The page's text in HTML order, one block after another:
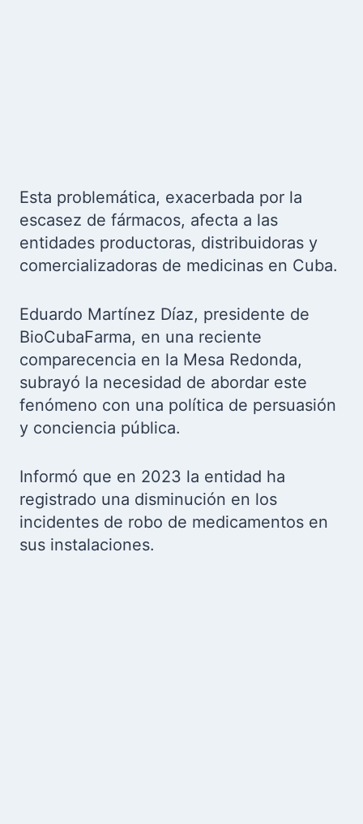
Esta problemática, exacerbada por la
escasez de fármacos, afecta a las
entidades productoras, distribuidoras y
comercializadoras de medicinas en Cuba.
Eduardo Martínez Díaz, presidente de
BioCubaFarma, en una reciente
comparecencia en la Mesa Redonda,
subrayó la necesidad de abordar este
fenómeno con una política de persuasión
y conciencia pública.
Informó que en 2023 la entidad ha
registrado una disminución en los
incidentes de robo de medicamentos en
sus instalaciones.